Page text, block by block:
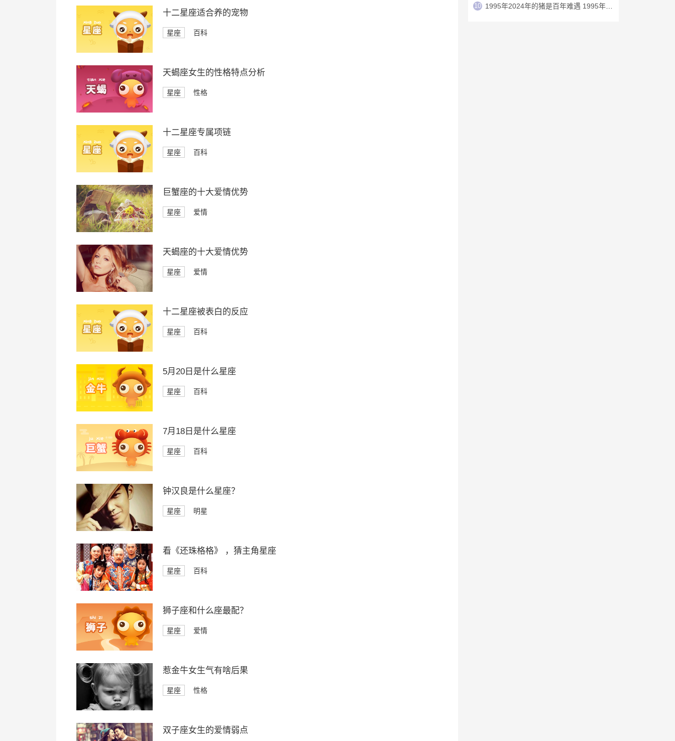
十二星座适合养的宠物
星座 百科
天蝎座女生的性格特点分析
星座 性格
十二星座专属项链
星座 百科
巨蟹座的十大爱情优势
星座 爱情
天蝎座的十大爱情优势
星座 爱情
十二星座被表白的反应
星座 百科
5月20日是什么星座
星座 百科
7月18日是什么星座
星座 百科
钟汉良是什么星座？
星座 明星
看《还珠格格》 ，猜主角星座
星座 百科
狮子座和什么座最配？
星座 爱情
惹金牛女生气有啥后果
星座 性格
双子座女生的爱情弱点
10 1995年2024年的猪是百年难遇 1995年2024年猪运势如何